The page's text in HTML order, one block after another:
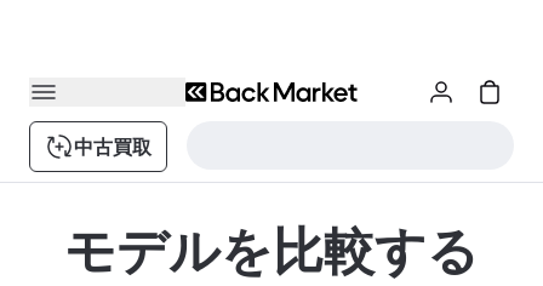
中古買取
モデルを比較する